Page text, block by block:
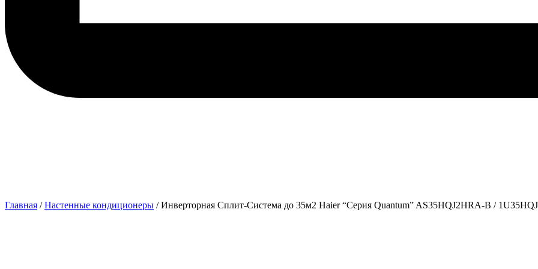
Главная /Настенные кондиционеры / Инверторная Сплит-Система до 35м2 Haier “Серия Quantum” AS35HQJ2HRA-B /